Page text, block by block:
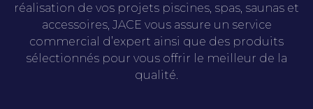
réalisation de vos projets piscines, spas, saunas et
accessoires, JACE vous assure un service
commercial d’expert ainsi que des produits
sélectionnés pour vous offrir le meilleur de la
qualité.